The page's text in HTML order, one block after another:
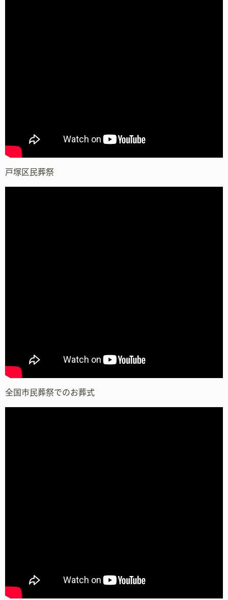
戸塚区民葬祭
全国市民葬祭でのお葬式